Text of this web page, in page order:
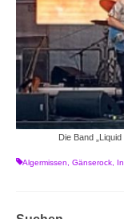
Die Band
Algermissen Gänserock